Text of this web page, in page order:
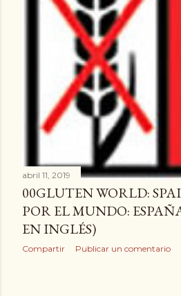
abril 11, 2019
00GLUTEN WORLD:
POR EL MUNDO:
EN INGLÉS)
Compartir Publicar un comentario